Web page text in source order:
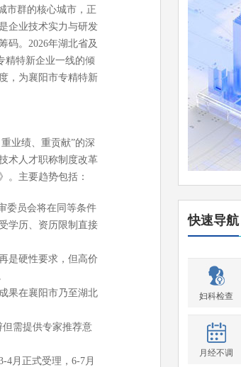
市群的核心城市，正
企业技术实力与研发
码。2026年湖北省及
精特新企业一线的倾
，为襄阳市专精特新
业绩、重贡献”的深
术人才职称制度改革
。主要趋势包括：
委员会将在同等条件
学历、资历限制直接
是硬性要求，但高价
果在襄阳市乃至湖北
需提供专家推荐意
4月正式受理，6-7月
快速导航
妇科检查
月经不调